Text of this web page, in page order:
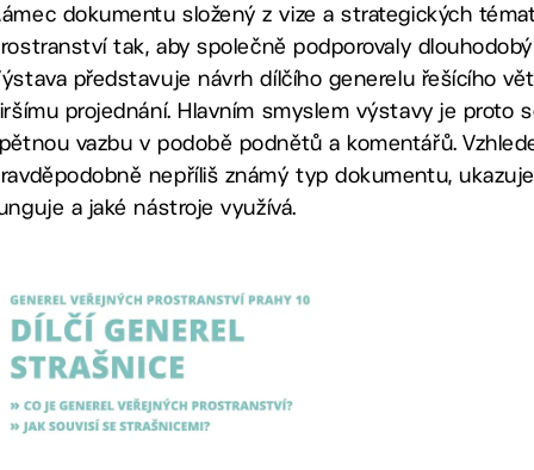
dokumentu složený z vize a strategických
tak, aby společně podporovaly
představuje návrh dílčího generelu řešícího
projednání. Hlavním smyslem výstavy je proto
vazbu v podobě podnětů a komentářů.
nepříliš známý typ dokumentu,
a jaké nástroje využívá.